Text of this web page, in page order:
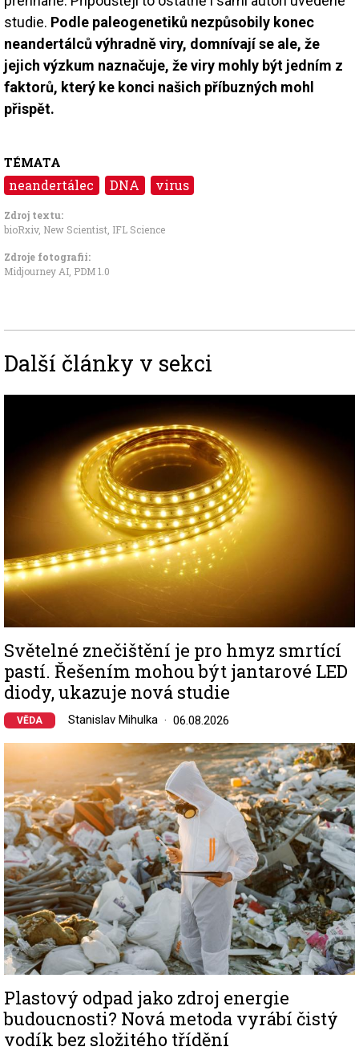
studie. Podle paleogenetiků nezpůsobily konec
neandertálců výhradně viry, domnívají se ale, že
jejich výzkum naznačuje, že viry mohly být jedním z
faktorů, který ke konci našich příbuzných mohl
přispět.
TÉMATA
neandertálec DNA virus
Zdroj textu:
bioRxiv, New Scientist IFL Science
Zdroje fotografii:
Midjourney AI, PDM 1.0
Další články v sekci
Světelné znečištění je pro hmyz smrtící
pastí. Řešením mohou být jantarové LED
diody, ukazuje nová studie
VĚDA Stanislav Mihulka 06.08.2026
Image
Plastový odpad jako zdroj energie
budoucnosti? Nová metoda vyrábí čistý
vodík bez složitého třídění